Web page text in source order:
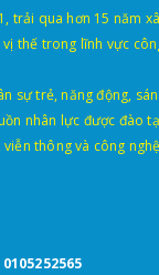
trải qua hơn 15 năm
thế trong lĩnh vực
sự trẻ, năng động,
nhân lực được đào
thông và công